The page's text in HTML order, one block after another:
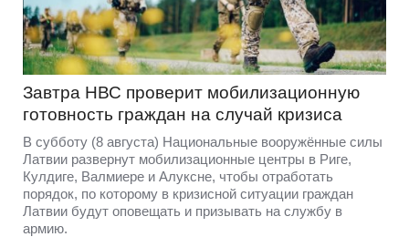
Завтра НВС проверит мобилизационную
готовность граждан на случай кризиса
В субботу (8 августа) Национальные вооружённые силы
Латвии развернут мобилизационные центры в Риге,
Кулдиге, Валмиере и Алуксне, чтобы отработать
порядок, по которому в кризисной ситуации граждан
Латвии будут оповещать и призывать на службу в
армию.